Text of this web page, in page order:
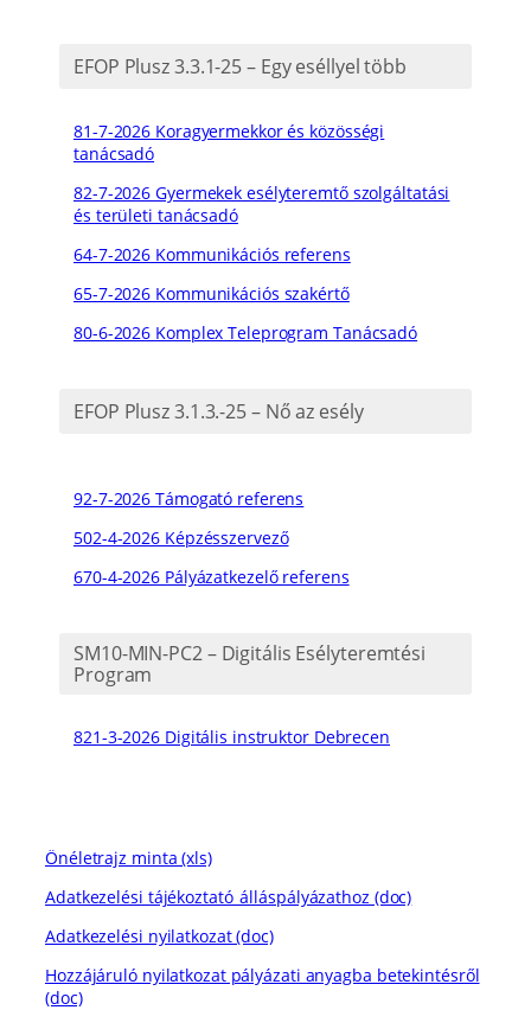
EFOP Plusz 3.3.1-25 – Egy eséllyel több
81-7-2026 Koragyermekkor és közösségi
tanácsadó
82-7-2026 Gyermekek esélyteremtő szolgáltatási
és területi tanácsadó
64-7-2026 Kommunikációs referens
65-7-2026 Kommunikációs szakértő
80-6-2026 Komplex Teleprogram Tanácsadó
EFOP Plusz 3.1.3.-25 – Nő az esély
92-7-2026 Támogató referens
502-4-2026 Képzésszervező
670-4-2026 Pályázatkezelő referens
SM10-MIN-PC2 – Digitális Esélyteremtési
Program
821-3-2026 Digitális instruktor Debrecen
Önéletrajz minta (xls)
Adatkezelési tájékoztató_álláspályázathoz (doc)
Adatkezelési nyilatkozat (doc)
Hozzájáruló nyilatkozat pályázati anyagba betekintésről
(doc)